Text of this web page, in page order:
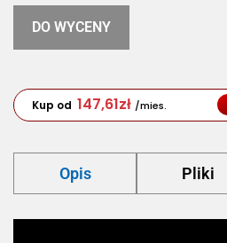
DO WYCENY
Kup od 147,61zł /mies.
Opis Pliki